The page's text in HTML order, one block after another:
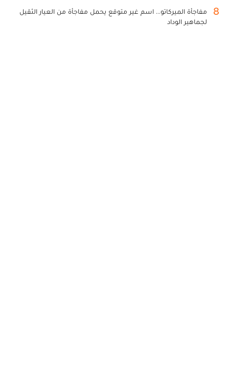
8
مفاجأة الميركاتو... اسم غير متوقع يحمل مفاجأة من العيار الثقيل
لجماهير الوداد